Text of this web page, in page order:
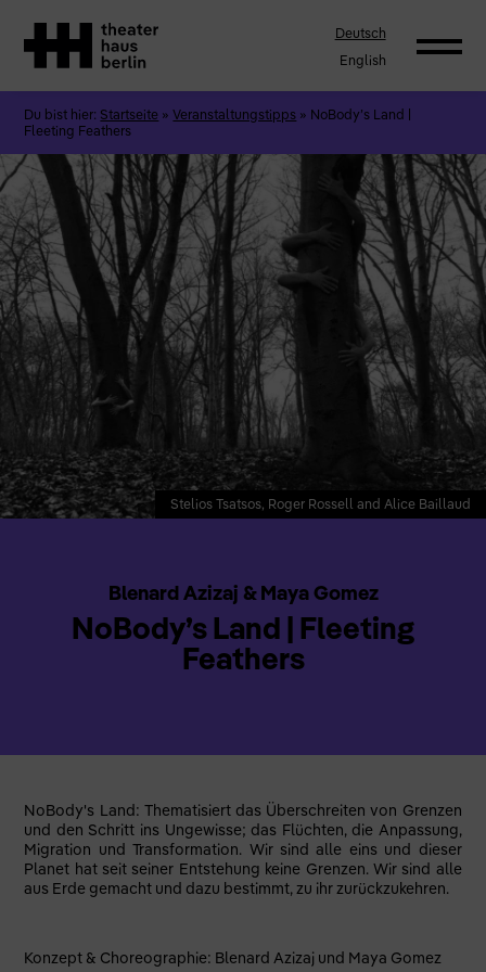
Deutsch
English
Du bist hier: Startseite »Veranstaltungstipps » NoBody’s Land |
Fleeting Feathers
Stelios Tsatsos, Roger Rossell and Alice Baillaud
Blenard Azizaj & Maya Gomez
NoBody’s Land | Fleeting
Feathers
NoBody's Land: Thematisiert das Überschreiten von Grenzen
und den Schritt ins Ungewisse; das Flüchten, die Anpassung,
Migration und Transformation. Wir sind alle eins und dieser
Planet hat seit seiner Entstehung keine Grenzen. Wir sind alle
aus Erde gemacht und dazu bestimmt, zu ihr zurückzukehren.
Konzept & Choreographie: Blenard Azizaj und Maya Gomez